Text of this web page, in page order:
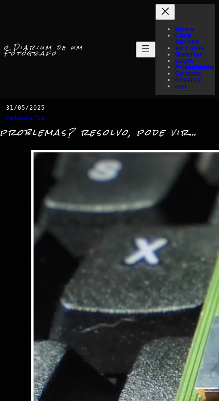
o Diarium de um
Fotógrafo
Home
Click
Stories
só Fotos
Galerias
Login
Privacidade
Contato
Ensaios
myI
31/05/2025
Fotografia
problemas? resolvo, pode vir…